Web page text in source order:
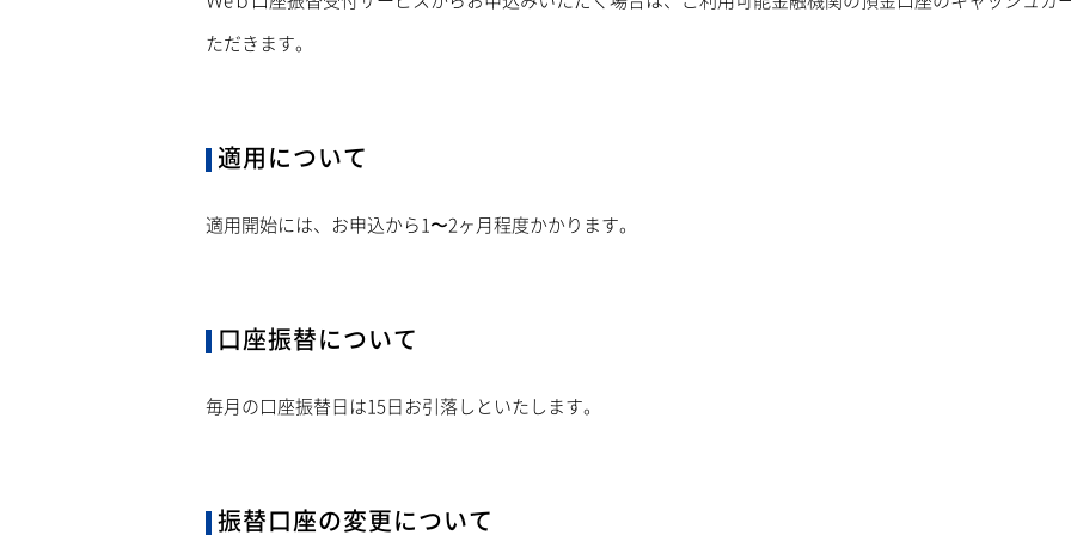
ただきます。
適用について
適用開始には、お申込から1〜2ヶ月程度かかります。
口座振替について
毎月の口座振替日は15日お引落しといたします。
振替口座の変更について